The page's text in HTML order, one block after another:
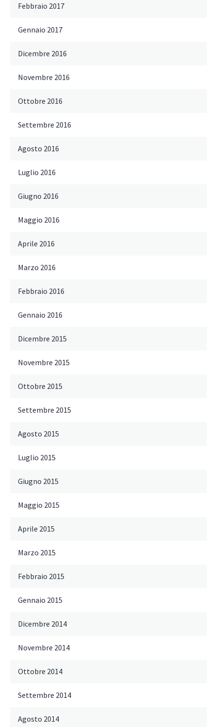
Febbraio 2017
Gennaio 2017
Dicembre 2016
Novembre 2016
Ottobre 2016
Settembre 2016
Agosto 2016
Luglio 2016
Giugno 2016
Maggio 2016
Aprile 2016
Marzo 2016
Febbraio 2016
Gennaio 2016
Dicembre 2015
Novembre 2015
Ottobre 2015
Settembre 2015
Agosto 2015
Luglio 2015
Giugno 2015
Maggio 2015
Aprile 2015
Marzo 2015
Febbraio 2015
Gennaio 2015
Dicembre 2014
Novembre 2014
Ottobre 2014
Settembre 2014
Agosto 2014